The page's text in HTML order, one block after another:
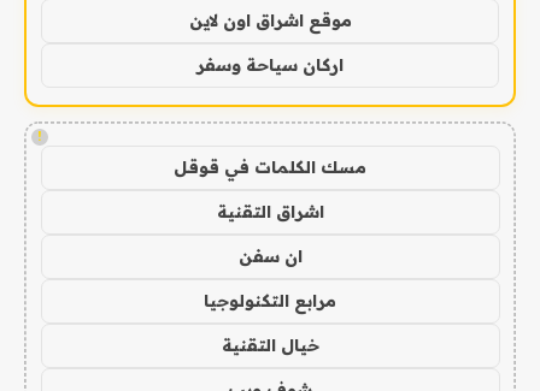
موقع اشراق اون لاين
اركان سياحة وسفر
!
مسك الكلمات في قوقل
اشراق التقنية
ان سفن
مرابع التكنولوجيا
خيال التقنية